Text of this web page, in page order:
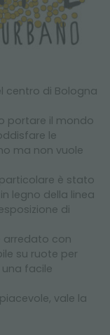
centro di Bologna
portare il mondo
le
ma non vuole
è stato
legno della linea
di
arredato con
su ruote per
facile
vale la